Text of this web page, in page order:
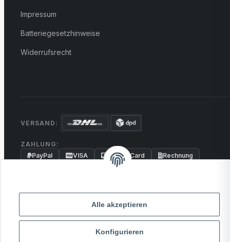
Alle akzeptieren
Konfigurieren
Impressum
Batteriegesetzhinweise
Widerrufsrecht
VERSAND:
ZAHLUNG:
PayPal
VISA MasterCard
Rechnung
Powered byMD IT Solutions